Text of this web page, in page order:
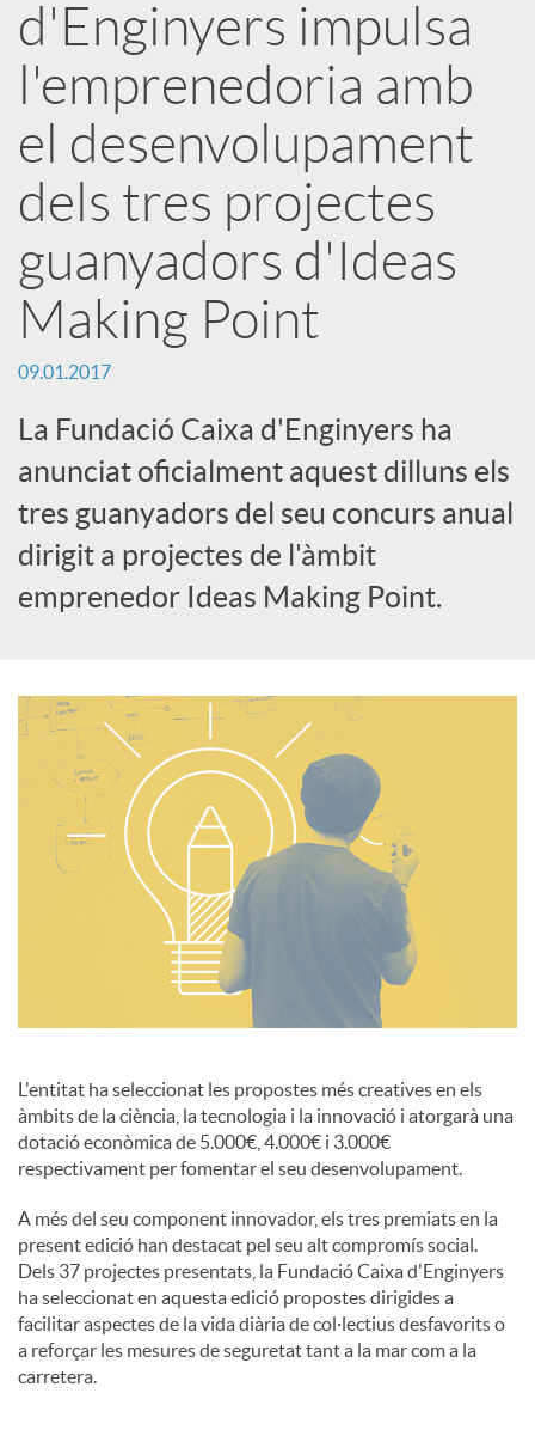
X
a
r
x
e
s
S
o
i
d'Enginyers impulsa
l'emprenedoria amb
el desenvolupament
dels tres projectes
guanyadors d'Ideas
Making Point
09.01.2017
La Fundació Caixa d'Enginyers ha
anunciat oficialment aquest dilluns els
tres guanyadors del seu concurs anual
dirigit a projectes de l'àmbit
emprenedor Ideas Making Point.
L'entitat ha seleccionat les propostes més creatives en els
àmbits de la ciència, la tecnologia i la innovació i atorgarà una
dotació econòmica de 5.000€, 4.000€ i 3.000€
respectivament per fomentar el seu desenvolupament.
A més del seu component innovador, els tres premiats en la
present edició han destacat pel seu alt compromís social.
Dels 37 projectes presentats, la Fundació Caixa d'Enginyers
ha seleccionat en aquesta edició propostes dirigides a
facilitar aspectes de la vida diària de col·lectius desfavorits o
a reforçar les mesures de seguretat tant a la mar com a la
carretera.